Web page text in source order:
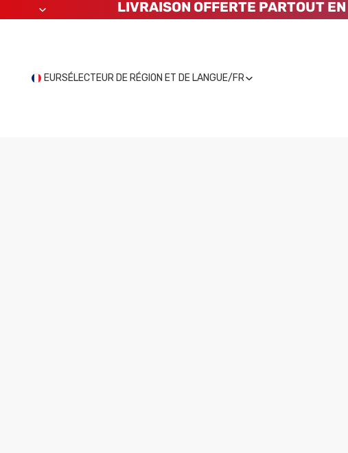
LIVRAISON OFFERTE PARTOUT
EURSÉLECTEUR DE RÉGION ET DE LANGUE/FR